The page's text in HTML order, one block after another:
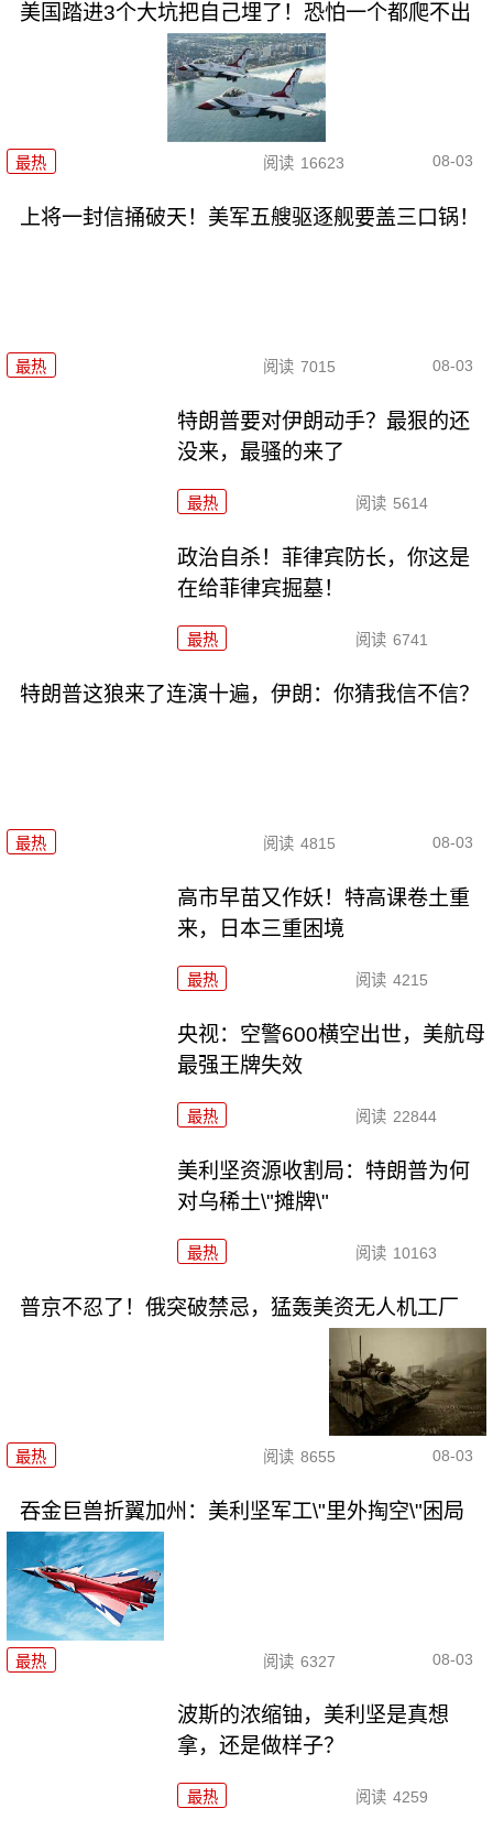
美国踏进3个大坑把自己埋了！恐怕一个都爬不出
最热 阅读 16623 08-03
上将一封信捅破天！美军五艘驱逐舰要盖三口锅！
最热 阅读 7015 08-03
特朗普要对伊朗动手？最狠的还
没来，最骚的来了
最热 阅读 5614
政治自杀！菲律宾防长，你这是
在给菲律宾掘墓！
最热 阅读 6741
特朗普这狼来了连演十遍，伊朗：你猜我信不信？
最热 阅读 4815 08-03
高市早苗又作妖！特高课卷土重
来，日本三重困境
最热 阅读 4215
央视：空警600横空出世，美航母
最强王牌失效
最热 阅读 22844
美利坚资源收割局：特朗普为何
对乌稀土\"摊牌\"
最热 阅读 10163
普京不忍了！俄突破禁忌，猛轰美资无人机工厂
最热 阅读 8655 08-03
吞金巨兽折翼加州：美利坚军工\"里外掏空\"困局
最热 阅读 6327 08-03
波斯的浓缩铀，美利坚是真想
拿，还是做样子？
最热 阅读 4259